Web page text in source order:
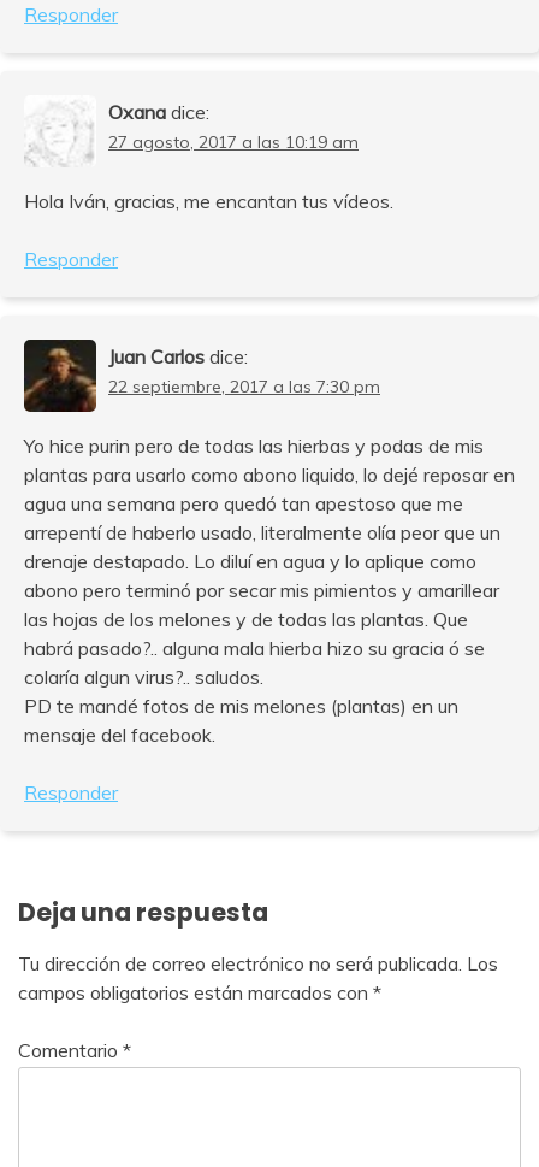
Responder
Oxana dice:
27 agosto, 2017 a las 10:19 am
Hola Iván, gracias, me encantan tus vídeos.
Responder
Juan Carlos dice:
22 septiembre, 2017 a las 7:30 pm
Yo hice purin pero de todas las hierbas y podas de mis
plantas para usarlo como abono liquido, lo dejé reposar en
agua una semana pero quedó tan apestoso que me
arrepentí de haberlo usado, literalmente olía peor que un
drenaje destapado. Lo diluí en agua y lo aplique como
abono pero terminó por secar mis pimientos y amarillear
las hojas de los melones y de todas las plantas. Que
habrá pasado?.. alguna mala hierba hizo su gracia ó se
colaría algun virus?.. saludos.
PD te mandé fotos de mis melones (plantas) en un
mensaje del facebook.
Responder
Deja una respuesta
Tu dirección de correo electrónico no será publicada. Los
campos obligatorios están marcados con *
Comentario *